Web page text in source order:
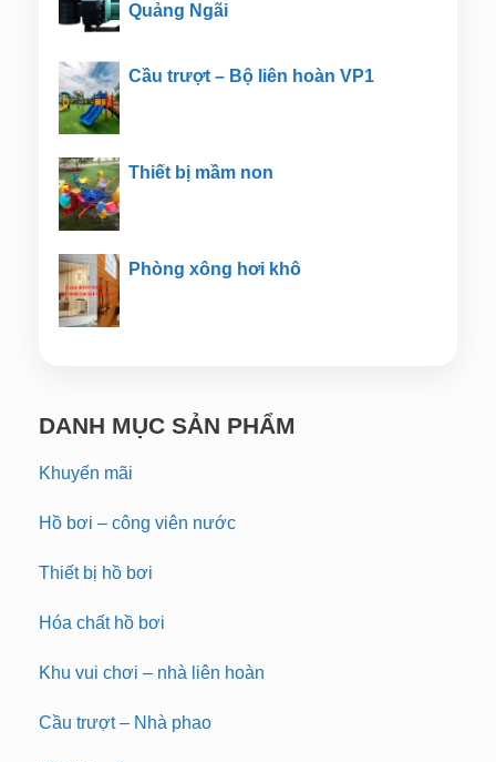
Quảng Ngãi
Cầu trượt – Bộ liên hoàn VP1
Thiết bị mầm non
Phòng xông hơi khô
DANH MỤC SẢN PHẨM
Khuyến mãi
Hồ bơi – công viên nước
Thiết bị hồ bơi
Hóa chất hồ bơi
Khu vui chơi – nhà liên hoàn
Cầu trượt – Nhà phao